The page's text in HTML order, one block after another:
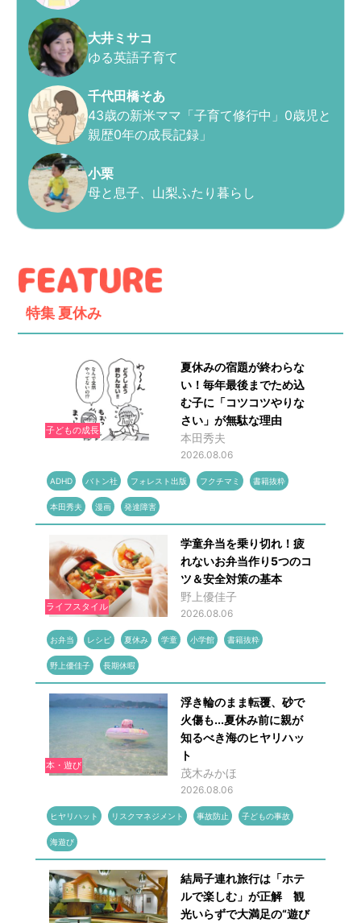
大井ミサコ
ゆる英語子育て
千代田橋そあ
43歳の新米ママ「子育て修行中」0歳児と
親歴0年の成長記録」
小栗
母と息子、山梨ふたり暮らし
特集 夏休み
子どもの成長
夏休みの宿題が終わらな
い！毎年最後までため込
む子に「コツコツやりな
さい」が無駄な理由
本田秀夫
2026.08.06
ADHD バトン社 フォレスト出版 フクチマミ 書籍抜粋
本田秀夫 漫画 発達障害
ライフスタイル
学童弁当を乗り切れ！疲
れないお弁当作り5つのコ
ツ＆安全対策の基本
野上優佳子
2026.08.06
お弁当 レシピ 夏休み 学童 小学館 書籍抜粋
野上優佳子 長期休暇
本・遊び
浮き輪のまま転覆、砂で
火傷も...夏休み前に親が
知るべき海のヒヤリハッ
ト
茂木みかほ
2026.08.06
ヒヤリハット リスクマネジメント 事故防止 子どもの事故
海遊び
結局子連れ旅行は「ホテ
ルで楽しむ」が正解 観
光いらずで大満足の“遊び